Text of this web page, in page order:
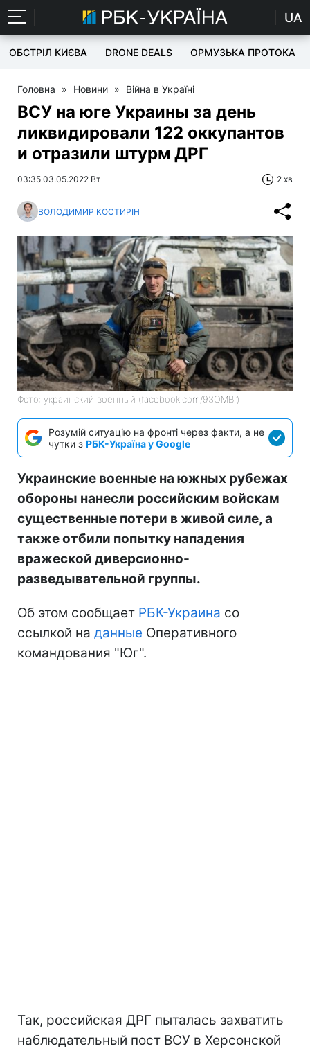
UA
ОБСТРІЛ КИЄВА DRONE DEALS ОРМУЗЬКА ПРОТОКА
Головна » Новини » Війна в Україні
ВСУ на юге Украины за день
ликвидировали 122 оккупантов
и отразили штурм ДРГ
03:35 03.05.2022 Вт 2 хв
ВОЛОДИМИР КОСТИРІН
Фото: украинский военный (facebook.com/93OMBr)
Розумій ситуацію на фронті через факти, а не
чутки з РБК-Україна у Google
Украинские военные на южных рубежах
обороны нанесли российским войскам
существенные потери в живой силе, а
также отбили попытку нападения
вражеской диверсионно-
разведывательной группы.
Об этом сообщает РБК-Украина со
ссылкой на данные Оперативного
командования "Юг".
Так, российская ДРГ пыталась захватить
наблюдательный пост ВСУ в Херсонской